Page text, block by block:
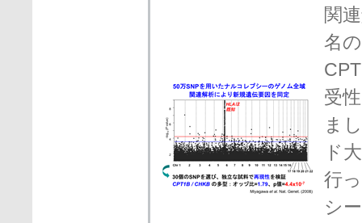
関
名
受
ま
ド
行
シ